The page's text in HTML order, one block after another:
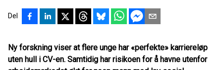
Del
Ny forskning viser at flere unge har «perfekte» karriereløp
uten hull i CV-en. Samtidig har risikoen for å havne utenfor